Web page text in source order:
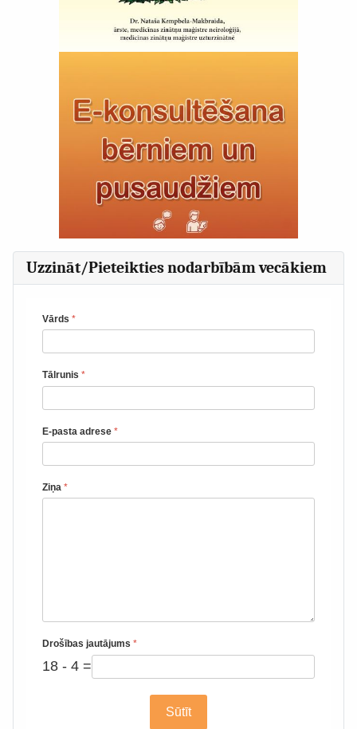
Uzzināt/Pieteikties nodarbībām vecākiem
Vārds *
Tālrunis *
E-pasta adrese *
Ziņa *
Drošības jautājums *
18 - 4 =
Sūtīt